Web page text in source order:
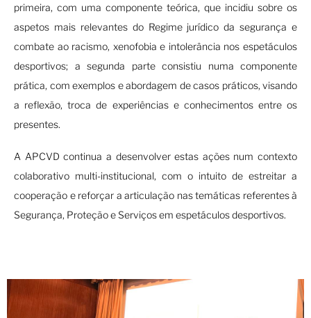
primeira, com uma componente teórica, que incidiu sobre os
aspetos mais relevantes do Regime jurídico da segurança e
combate ao racismo, xenofobia e intolerância nos espetáculos
desportivos; a segunda parte consistiu numa componente
prática, com exemplos e abordagem de casos práticos, visando
a reflexão, troca de experiências e conhecimentos entre os
presentes.
A APCVD continua a desenvolver estas ações num contexto
colaborativo multi-institucional, com o intuito de estreitar a
cooperação e reforçar a articulação nas temáticas referentes à
Segurança, Proteção e Serviços em espetáculos desportivos.